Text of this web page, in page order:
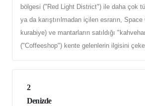
bölgesi ("Red Light District") ile daha çok
ya da karıştırılmadan içilen esrarın, Space
kurabiye) ve mantarların satıldığı
("Coffeeshop") kente gelenlerin ilgisini
2
Denizde